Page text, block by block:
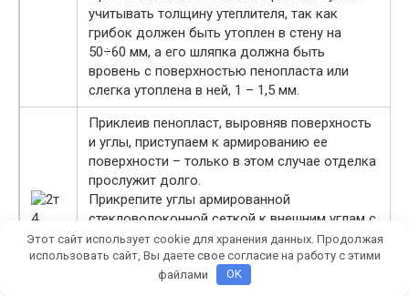
учитывать толщину утеплителя, так как
грибок должен быть утоплен в стену на
50÷60 мм, а его шляпка должна быть
вровень с поверхностью пенопласта или
слегка утоплена в ней, 1 – 1,5 мм.
Приклеив пенопласт, выровняв поверхность
и углы, приступаем к армированию ее
поверхности – только в этом случае отделка
прослужит долго.
Прикрепите углы армированной
стекловолоконной сеткой к внешним углам с
помощью клея или гипсовой шпаклевки. На
скошенный край нанесите шпателем клей и
прижмите к нему углы, сразу удаляя излишки
Этот сайт использует cookie для хранения данных. Продолжая
использовать сайт, Вы даете свое согласие на работу с этими
файлами
OK